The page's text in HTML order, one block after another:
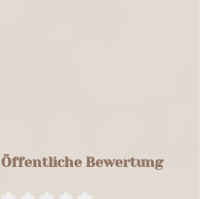
Öffentliche Bewertung